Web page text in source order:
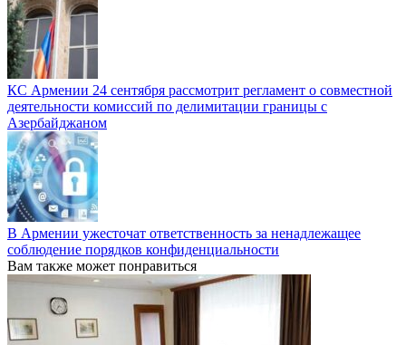
КС Армении 24 сентября рассмотрит регламент о совместной
деятельности комиссий по делимитации границы с
Азербайджаном
В Армении ужесточат ответственность за ненадлежащее
соблюдение порядков конфиденциальности
Вам также может понравиться